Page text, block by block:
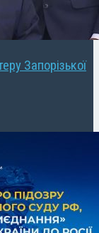
Запорізької